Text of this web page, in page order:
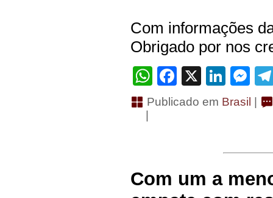
Com informações
Obrigado por nos
WhatsApp
Facebook
X
Publicado em Brasil |
Com um a